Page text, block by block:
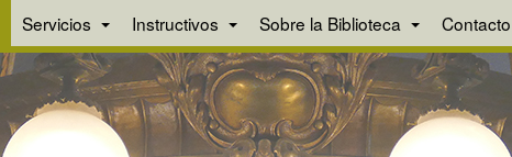
Servicios Instructivos Sobre la Biblioteca Contacto